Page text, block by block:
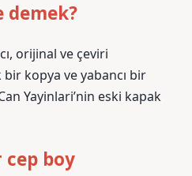
demek?
orijinal ve çeviri
kopya ve yabancı bir
Yayinlari’nin eski kapak
boy